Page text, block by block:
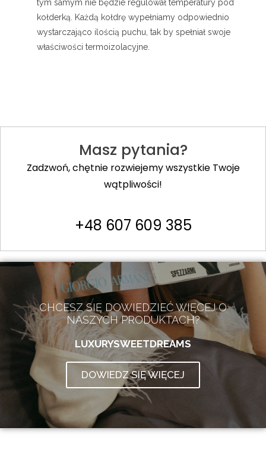
tym samym nie będzie regulował temperatury pod
kołderką. Każdą kołdrę wypełniamy odpowiednio
wystarczająco ilością puchu, tak by spełniał swoje
właściwości termoizolacyjne.
Masz pytania?
Zadzwoń, chętnie rozwiejemy wszystkie Twoje
wątpliwości!
+48 607 609 385
CHCESZ SIĘ DOWIEDZIEĆ WIĘCEJ O
NASZYCH PRODUKTACH?
LUXURYSWEETDREAMS
DOWIEDZ SIĘ WIĘCEJ